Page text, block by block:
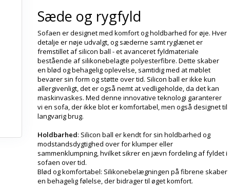
Sæde og rygfyld
Sofaen er designet med komfort og holdbarhed for øje. Hver
detalje er nøje udvalgt, og sæderne samt ryglænet er
fremstillet af silicon ball - et avanceret fyldmateriale
bestående af silikonebelagte polyesterfibre. Dette skaber
en blød og behagelig oplevelse, samtidig med at møblet
bevarer sin form og støtte over tid. Silicon ball er ikke kun
allergivenligt, det er også nemt at vedligeholde, da det kan
maskinvaskes. Med denne innovative teknologi garanterer
vi en sofa, der ikke blot er komfortabel, men også designet til
langvarig brug.
Holdbarhed: Silicon ball er kendt for sin holdbarhed og
modstandsdygtighed over for klumper eller
sammenklumpning, hvilket sikrer en jævn fordeling af fyldet i
sofaen over tid.
Blød og komfortabel: Silikonebelægningen på fibrene skaber
en behagelig følelse, der bidrager til øget komfort.